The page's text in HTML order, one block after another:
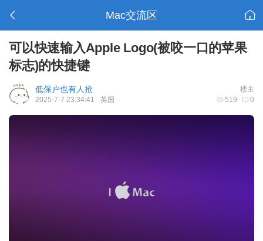
Mac交流区
可以快速输入Apple Logo(被咬一口的苹果
标志)的快捷键
楼主
低保户也有人抢
519 0
2025-7-7 23:34:41 英国